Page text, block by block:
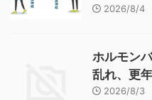
2026/8/4
ホルモン
乱れ、更
2026/8/3